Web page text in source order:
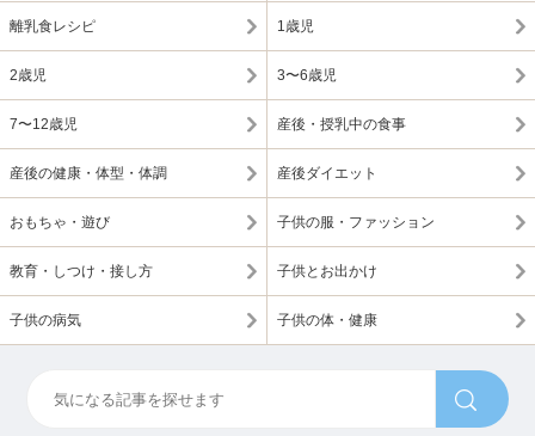
離乳食レシピ 1歳児
2歳児 3〜6歳児
7〜12歳児 産後・授乳中の食事
産後の健康・体型・体調 産後ダイエット
おもちゃ・遊び 子供の服・ファッション
教育・しつけ・接し方 子供とお出かけ
子供の病気 子供の体・健康